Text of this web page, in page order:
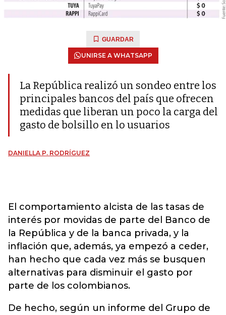
GUARDAR
UNIRSE A WHATSAPP
La República realizó un sondeo entre los
principales bancos del país que ofrecen
medidas que liberan un poco la carga del
gasto de bolsillo en lo usuarios
DANIELLA P. RODRÍGUEZ
El comportamiento alcista de las tasas de
interés por movidas de parte del Banco de
la República y de la banca privada, y la
inflación que, además, ya empezó a ceder,
han hecho que cada vez más se busquen
alternativas para disminuir el gasto por
parte de los colombianos.
De hecho, según un informe del Grupo de